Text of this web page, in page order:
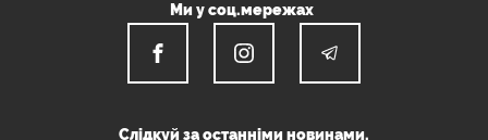
Ми у соц.мережах
Слідкуй за останніми новинами.